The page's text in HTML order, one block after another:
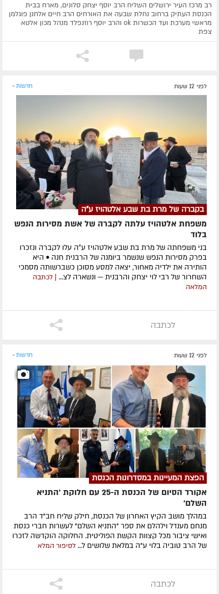
רב מרכז העיר ירושלים השליח הרב יוסף יצחק סלונים, מארח בבית
הכנסת העתיק ברחוב נחלת שבעה את האורחים הרב חיים אלחנן פוגלמן
מראשי מערכת ועד הכשרות ok והרב יוסף רוזנפלד מנהל מכון אלטא
צפת
לפני 12 שעות חדשות »
בקברה של מרת בת שבע אלטהויז ע"ה
משפחת אלטהויז עלתה לקברה של אשת מסירות הנפש
בלוד
בני משפחתה של מרת בת שבע אלטהויז ע״ה עלו לקברה ונזכרו
בפרק מסירות הנפש שנשמר ביומנה של הרבנית חנה • היא
הותירה את ילדיה מאחור, יצאה למסע מסוכן כשברשותה מסמכי
השחרור של רבי לוי יצחק והרבנית — ונשארה לצ... | לכתבה
המלאה
לכתבה
לפני 12 שעות חדשות »
הפצת המעיינות במסדרונות הכנסת
אקורד הסיום של הכנסת ה-25 עם חלוקת 'התניא
השלם'
במהלך מושב הקיץ האחרון של הכנסת, חילק שליח חב"ד הרב
מנחם מענדל וילהלם את ספר "התניא השלם" לעשרות חברי כנסת
ואישי ציבור מכל קצוות הקשת הפוליטית. החלוקה הוקדשה לזכרו
של הרב טוביה בלוי ע"ה במלאת שלושים ל... לסיפור המלא
לכתבה